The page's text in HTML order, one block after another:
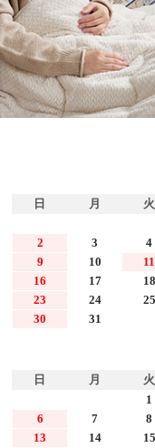
日
月 火
2
3 4
9
10 11
16
17 18
23
24 25
30
31
日
月 火
1
6
7 8
13
14 15